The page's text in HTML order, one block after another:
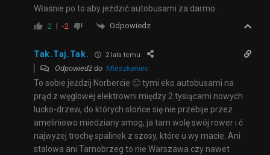
Właśnie po to aby jeździć autobusami za darmo.
2 -2 Odpowiedz
Tak.Taj.Tak. 2 lata temu
Odpowiedź do Mieszkaniec
To sobie jeździj Norbercie 🙂 tymi eko autobusami na
prąd z węglowej elektrowni między 2 tysiącami nowych
lucko-drzew, do których słońce się nie przebije przez
ameliniowo miedziany smog, ja tam wolę swój rower i ć
najwyżej trochę spalinek z szosy, które u wy macie. Ani
stalowa ani Tarnobrzeg to nie Warszawa czy nawet